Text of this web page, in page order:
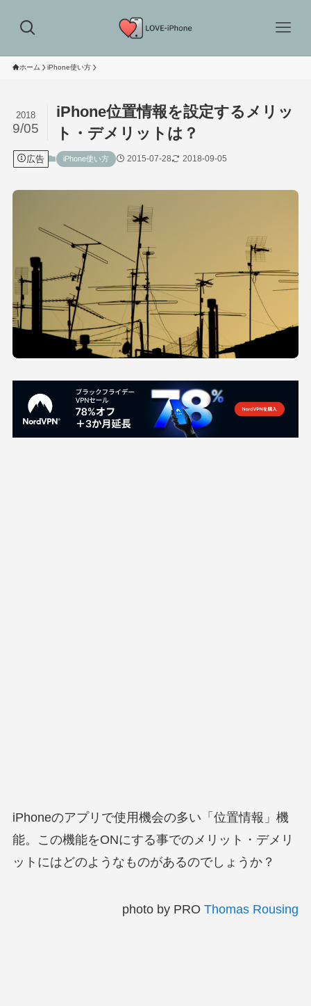
ホーム iPhone使い方
iPhone位置情報を設定するメリッ
ト・デメリットは？
2018
9/05
広告 iPhone使い方 2015-07-28 2018-09-05
iPhoneのアプリで使用機会の多い「位置情報」機
能。この機能をONにする事でのメリット・デメリ
ットにはどのようなものがあるのでしょうか？
photo by PROThomas Rousing